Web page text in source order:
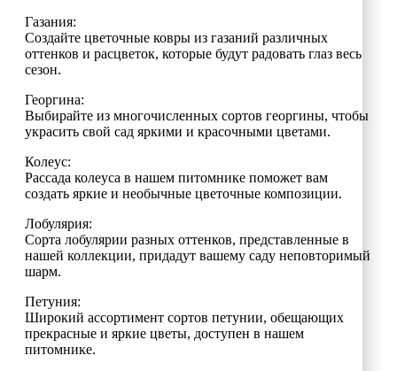
Газания:
Создайте цветочные ковры из газаний различных
оттенков и расцветок, которые будут радовать глаз весь
сезон.
Георгина:
Выбирайте из многочисленных сортов георгины, чтобы
украсить свой сад яркими и красочными цветами.
Колеус:
Рассада колеуса в нашем питомнике поможет вам
создать яркие и необычные цветочные композиции.
Лобулярия:
Сорта лобулярии разных оттенков, представленные в
нашей коллекции, придадут вашему саду неповторимый
шарм.
Петуния:
Широкий ассортимент сортов петунии, обещающих
прекрасные и яркие цветы, доступен в нашем
питомнике.